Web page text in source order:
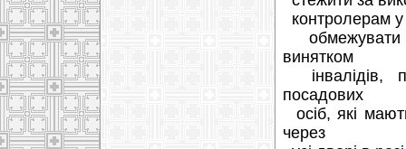
контролерам
обмежувати
винятком
інвалідів,
посадових
осіб, які
через